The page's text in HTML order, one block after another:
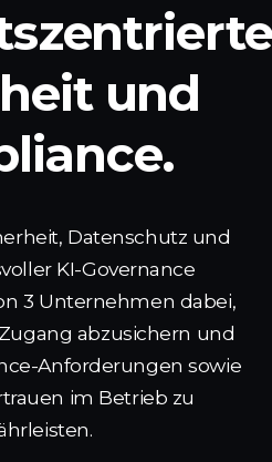
und
Datenschutz und
KI-Governance
3 Unternehmen dabei,
abzusichern und
Anforderungen sowie
im Betrieb zu